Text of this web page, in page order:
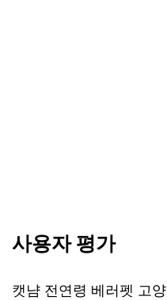
사용자 평가
캣냠 전연령 베러펫 고